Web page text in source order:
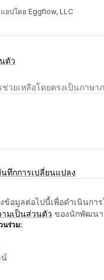
อปโดย Eggflow, LLC
ตัว
วยเหลือโดยตรงเป็นภาษา
ทึกการเปลี่ยนแปลง
ข้อมูลต่อไปนี้เพื่อดำเนินกา
มเป็นส่วนตัว ของนักพัฒนา
นร่วม: